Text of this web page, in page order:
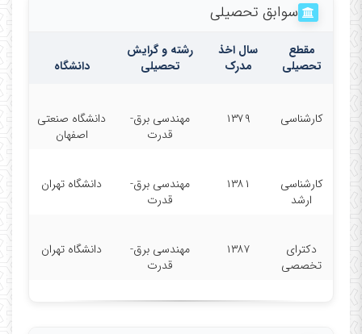
سوابق تحصیلی
مقطع
تحصیلی
سال اخذ
مدرک
رشته و گرایش
تحصیلی
دانشگاه
کارشناسی ۱۳۷۹
مهندسی برق-
قدرت
دانشگاه صنعتی
اصفهان
کارشناسی
ارشد
۱۳۸۱
مهندسی برق-
قدرت
دانشگاه تهران
دکترای
تخصصی
۱۳۸۷
مهندسی برق-
قدرت
دانشگاه تهران